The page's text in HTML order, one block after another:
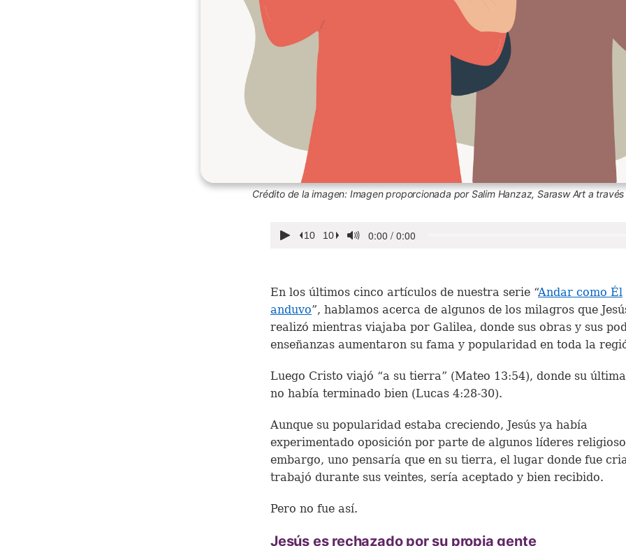
Crédito de la imagen: Imagen proporcionada por Salim Hanzaz, Sarasw Art a
En los últimos cinco artículos de nuestra serie “Andar como Él
anduvo”, hablamos acerca de algunos de los milagros que
realizó mientras viajaba por Galilea, donde sus obras y sus
enseñanzas aumentaron su fama y popularidad en toda la
Luego Cristo viajó “a su tierra” (Mateo 13:54), donde su
no había terminado bien (Lucas 4:28-30).
Aunque su popularidad estaba creciendo, Jesús ya había
experimentado oposición por parte de algunos líderes
embargo, uno pensaría que en su tierra, el lugar donde fue
trabajó durante sus veintes, sería aceptado y bien recibido.
Pero no fue así.
Jesús es rechazado por su propia gente